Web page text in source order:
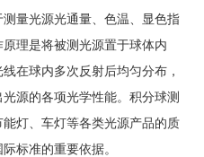
量光源光通量、色温、显色指
理是将被测光源置于球体内
在球内多次反射后均匀分布，
源的各项光学性能。积分球测
灯、车灯等各类光源产品的质
标准的重要依据。